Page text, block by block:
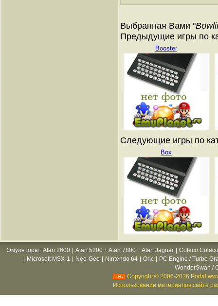
Выбранная Вами "
Предыдущие игры по
Booster
Следующие игры по
Box
Эмуляторы : Atari 2600 Atari 5200 + Atari 7800 + Atari Jaguar
Coleco
Microsoft MSX-1 Neo-Geo Nintendo 64 Oric
PC Engine / Turbo
WonderSwan /
Copyright © 2006-2026 Portal
Использование материалов сайта